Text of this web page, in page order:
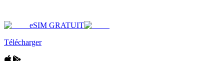
eSIM GRATUIT
Télécharger